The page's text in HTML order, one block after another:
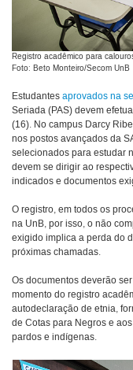
Registro acadêmico para
Foto: Beto Monteiro/Secom UnB
Estudantes aprovados na
Seriada (PAS) devem
(16). No campus Darcy
nos postos avançados da
selecionados para estudar
devem se dirigir ao
indicados e documentos
O registro, em todos os
na UnB, por isso, o não
exigido implica a perda do
próximas chamadas.
Os documentos deverão
momento do registro
autodeclaração de etnia,
de Cotas para Negros e
pardos e indígenas.